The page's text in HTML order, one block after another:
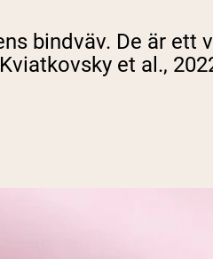
bindväv. De är ett
et al.,